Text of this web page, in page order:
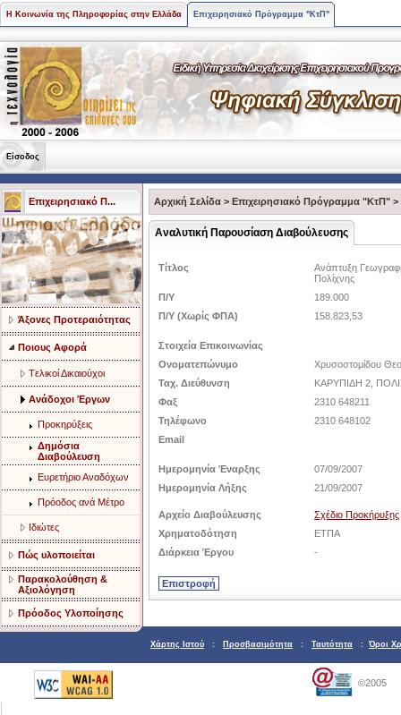
Η Κοινωνία της Πληροφορίας στην Ελλάδα Επιχειρησιακό Πρόγραμμα "ΚτΠ"
Είσοδος
Επιχειρησιακό Π...
Άξονες Προτεραιότητας
Ποιους Αφορά
Tελικοί Δικαιούχοι
Ανάδοχοι Έργων
Προκηρύξεις
Δημόσια
Διαβούλευση
Ευρετήριο Αναδόχων
Πρόοδος ανά Μέτρο
Ιδιώτες
Πώς υλοποιείται
Παρακολούθηση &
Αξιολόγηση
Πρόοδος Υλοποίησης
Αρχική Σελίδα > Επιχειρησιακό Πρόγραμμα "ΚτΠ" >
Αναλυτική Παρουσίαση Διαβούλευσης
Τίτλος
Ανάπτυξη
Πολίχνης
Π/Υ
189.000
Π/Υ (Χωρίς ΦΠΑ)
158.823,53
Στοιχεία Επικοινωνίας
Ονοματεπώνυμο
Χρυσοστομίδου
Ταχ. Διεύθυνση
ΚΑΡΥΠΙΔΗ 2,
Φαξ
2310 648211
Τηλέφωνο
2310 648102
Email
Ημερομηνία Έναρξης
07/09/2007
Ημερομηνία Λήξης
21/09/2007
Αρχείο Διαβούλευσης
Σχέδιο Προκήρυξης
Χρηματοδότηση
ETΠΑ
Διάρκεια Έργου
-
Χάρτης Ιστού : Προσβασιμότητα : Ταυτότητα : Όροι
©2005